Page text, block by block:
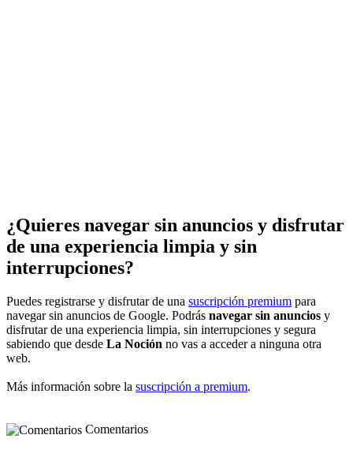
¿Quieres navegar sin anuncios y disfrutar
de una experiencia limpia y sin
interrupciones?
Puedes registrarse y disfrutar de una suscripción premium para
navegar sin anuncios de Google. Podrás navegar sin anuncios y
disfrutar de una experiencia limpia, sin interrupciones y segura
sabiendo que desde La Noción no vas a acceder a ninguna otra
web.
Más información sobre la suscripción a premium.
Comentarios